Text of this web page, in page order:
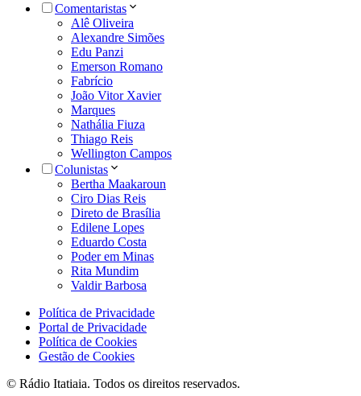
Comentaristas
Alê Oliveira
Alexandre Simões
Edu Panzi
Emerson Romano
Fabrício
João Vitor Xavier
Marques
Nathália Fiuza
Thiago Reis
Wellington Campos
Colunistas
Bertha Maakaroun
Ciro Dias Reis
Direto de Brasília
Edilene Lopes
Eduardo Costa
Poder em Minas
Rita Mundim
Valdir Barbosa
Política de Privacidade
Portal de Privacidade
Política de Cookies
Gestão de Cookies
© Rádio Itatiaia. Todos os direitos reservados.